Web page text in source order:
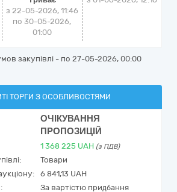
з 22-05-2026, 11:46
по 30-05-2026,
01:00
закупівлі - по 27-05-2026, 00:00
ТОРГИ З ОСОБЛИВОСТЯМИ
ОЧІКУВАННЯ
ПРОПОЗИЦІЙ
1 368 225 UAH (з ПДВ)
Товари
6 841,13 UAH
За вартістю придбання